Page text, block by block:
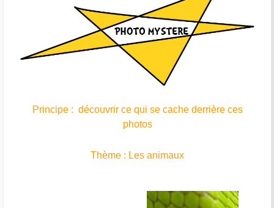
Principe : découvrir ce qui se cache derrière ces
photos
Thème : Les animaux